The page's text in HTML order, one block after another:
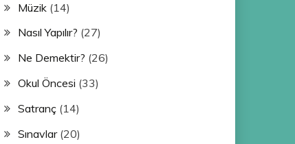
Müzik(14)
Nasıl Yapılır? (27)
Ne Demektir? (26)
Okul Öncesi (33)
Satranç(14)
Sınavlar(20)